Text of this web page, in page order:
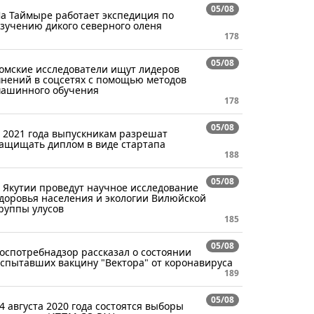
05/08
Таймыре работает экспедиция по
дикого северного оленя
178
05/08
исследователи ищут лидеров
в соцсетях с помощью методов
обучения
178
05/08
2021 года выпускникам разрешат
диплом в виде стартапа
188
05/08
Якутии проведут научное исследование
населения и экологии Вилюйской
улусов
185
05/08
рассказал о состоянии
вакцину "Вектора" от коронавируса
189
05/08
августа 2020 года состоятся выборы